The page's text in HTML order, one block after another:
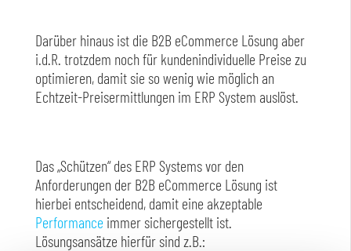
Darüber hinaus ist die B2B eCommerce Lösung aber
i.d.R. trotzdem noch für kundenindividuelle Preise zu
optimieren, damit sie so wenig wie möglich an
Echtzeit-Preisermittlungen im ERP System auslöst.
Das „Schützen“ des ERP Systems vor den
Anforderungen der B2B eCommerce Lösung ist
hierbei entscheidend, damit eine akzeptable
Performance immer sichergestellt ist.
Lösungsansätze hierfür sind z.B.: